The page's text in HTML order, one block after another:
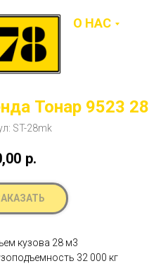
О НАС
Тонар 9523
ST-28mk
р.
кузова 28 м3
32 000 кг